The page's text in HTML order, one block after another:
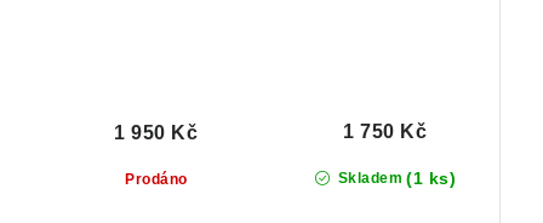
Prodáno
1 950 Kč
Skladem (1 ks)
1 750 Kč